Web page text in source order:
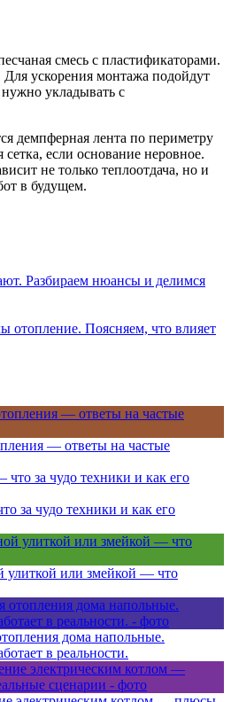
смесь с пластификаторами.
ускорения монтажа подойдут
укладывать с
демпферная лента по периметру
если основание неровное.
не только теплоотдача, но и
в будущем.
Разбираем нюансы и делимся
отопление. Поясняем, что влияет
— ответы на частые
за чудо техники и как его
улиткой или змейкой — что
дома напольные.
в реальности.